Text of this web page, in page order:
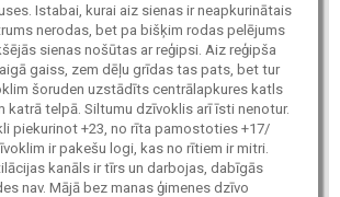
Istabai, kurai aiz sienas ir neapkurinātais
nerodas, bet pa bišķim rodas pelējums
sienas nošūtas ar reģipsi. Aiz reģipša
gaiss, zem dēļu grīdas tas pats, bet tur
šoruden uzstādīts centrālapkures katls
katrā telpā. Siltumu dzīvoklis arī īsti nenotur.
piekurinot +23, no rīta pamostoties +17/
ir pakešu logi, kas no rītiem ir mitri.
kanāls ir tīrs un darbojas, dabīgās
nav. Mājā bez manas ģimenes dzīvo